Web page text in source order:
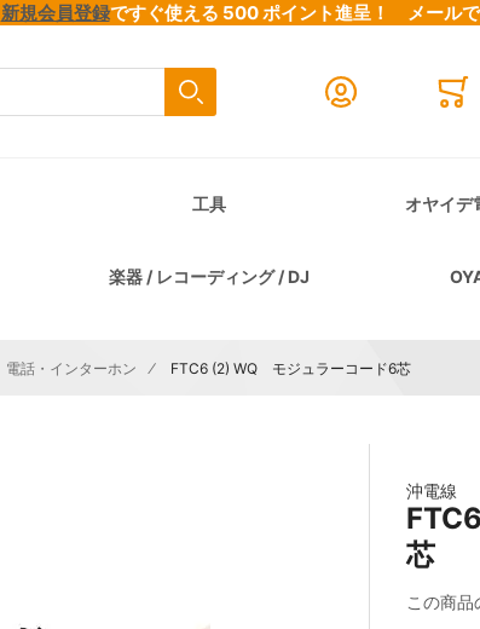
新規会員登録ですぐ使える 500 ポイント進呈！ メール
Close search
検索
工具 オヤイデ
楽器 / レコーディング / DJ
電話・インターホン FTC6 (2) WQ モジュラーコード6芯
沖電線
芯
この商品